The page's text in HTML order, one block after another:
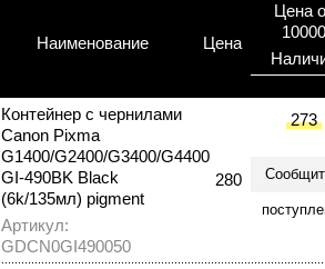
Наименование Цена
Цена
10000
Контейнер с чернилами
Canon Pixma
G1400/G2400/G3400/G4400
GI-490BK Black
(6k/135мл) pigment
Артикул:
GDCN0GI490050
280
273